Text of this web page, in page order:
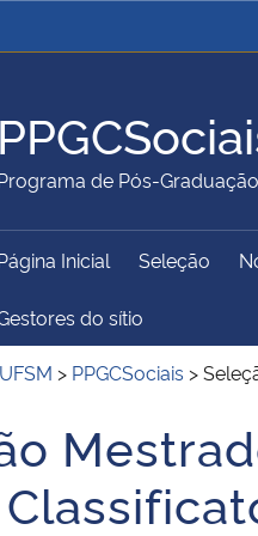
Ministério da Justiça e
Ministério da
Ministério do Turismo
Institucional
de Pós-
Inicial Seleção
do sítio
UFSM > PPGCSociais >